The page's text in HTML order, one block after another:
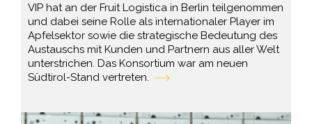
VIP hat an der Fruit Logistica in Berlin teilgenommen
und dabei seine Rolle als internationaler Player im
Apfelsektor sowie die strategische Bedeutung des
Austauschs mit Kunden und Partnern aus aller Welt
unterstrichen. Das Konsortium war am neuen
Südtirol-Stand vertreten.